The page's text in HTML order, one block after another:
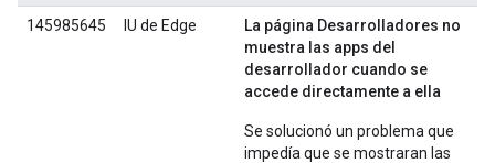
145985645 IU de Edge
La página Desarrolladores no
muestra las apps del
desarrollador cuando se
accede directamente a ella
Se solucionó un problema que
impedía que se mostraran las